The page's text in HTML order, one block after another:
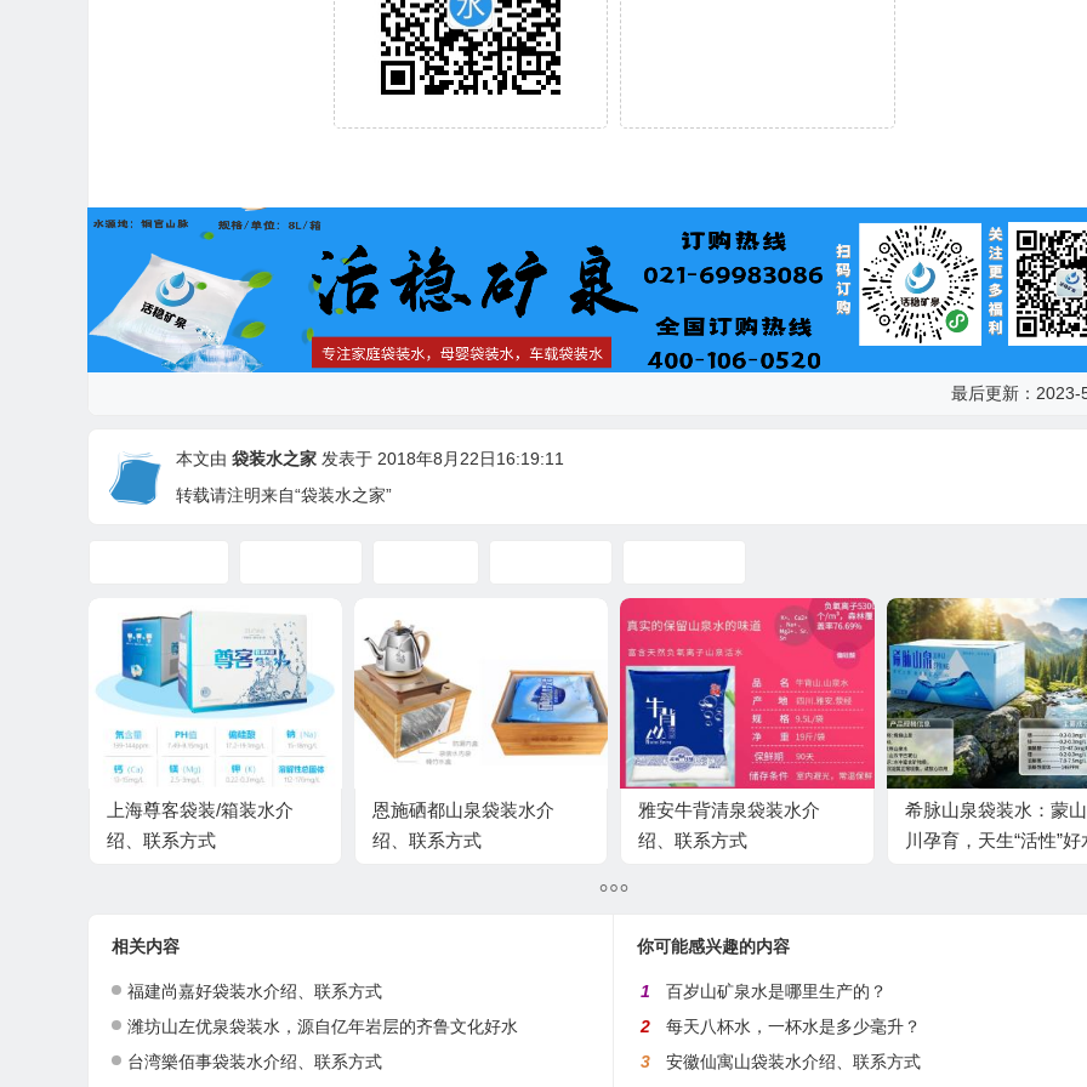
最后更新：2023-
本文由 袋装水之家 发表于 2018年8月22日16:19:11
转载请注明来自“袋装水之家”
上海尊客袋装/箱装水介
绍、联系方式
恩施硒都山泉袋装水介
绍、联系方式
雅安牛背清泉袋装水介
绍、联系方式
希脉山泉袋装水：蒙
川孕育，天生“活性”好
相关内容
福建尚嘉好袋装水介绍、联系方式
潍坊山左优泉袋装水，源自亿年岩层的齐鲁文化好水
台湾樂佰事袋装水介绍、联系方式
你可能感兴趣的内容
1
百岁山矿泉水是哪里生产的？
2
每天八杯水，一杯水是多少毫升？
3
安徽仙寓山袋装水介绍、联系方式